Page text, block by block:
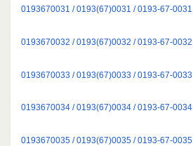
0193670031 / 0193(67)0031 / 0193-67-0031
0193670032 / 0193(67)0032 / 0193-67-0032
0193670033 / 0193(67)0033 / 0193-67-0033
0193670034 / 0193(67)0034 / 0193-67-0034
0193670035 / 0193(67)0035 / 0193-67-0035